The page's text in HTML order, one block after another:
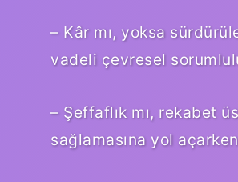
– Kâr mı, yoksa
vadeli çevresel
– Şeffaflık mı, rekabet
sağlamasına yol